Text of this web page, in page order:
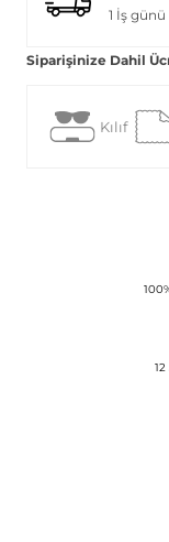
1 İş
Siparişinize Dahil
Kılıf